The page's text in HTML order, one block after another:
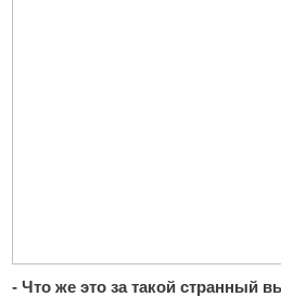
- Что же это за такой странный